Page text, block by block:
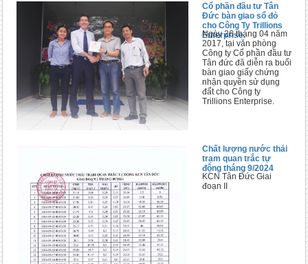
Cổ phần đầu tư Tân
Đức bàn giao sổ đỏ
cho Công Ty Trillions
Enterprise.
Ngày 26 tháng 04 năm
2017, tại văn phòng
Công ty Cổ phần đầu tư
Tân đức đã diễn ra buổi
bàn giao giấy chứng
nhận quyền sử dụng
đất cho Công ty
Trillions Enterprise.
Chất lượng nước thải
trạm quan trắc tự
động tháng 9/2024
KCN Tân Đức Giai
đoạn II